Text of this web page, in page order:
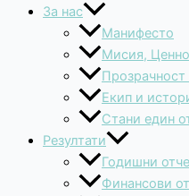
За нас
Манифесто
Мисия,
Прозрачност
Екип и
Стани един
Резултати
Годишни
Финансови